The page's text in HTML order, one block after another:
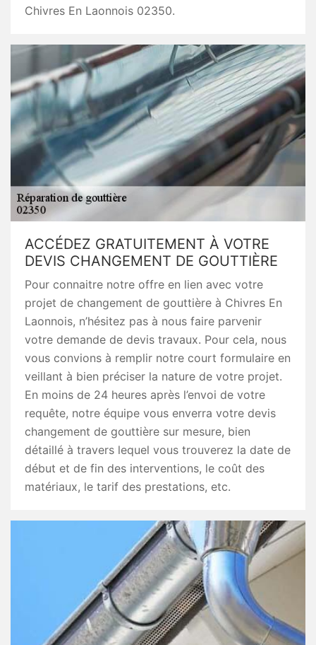
Chivres En Laonnois 02350.
ACCÉDEZ GRATUITEMENT À VOTRE
DEVIS CHANGEMENT DE GOUTTIÈRE
Pour connaitre notre offre en lien avec votre
projet de changement de gouttière à Chivres En
Laonnois, n’hésitez pas à nous faire parvenir
votre demande de devis travaux. Pour cela, nous
vous convions à remplir notre court formulaire en
veillant à bien préciser la nature de votre projet.
En moins de 24 heures après l’envoi de votre
requête, notre équipe vous enverra votre devis
changement de gouttière sur mesure, bien
détaillé à travers lequel vous trouverez la date de
début et de fin des interventions, le coût des
matériaux, le tarif des prestations, etc.